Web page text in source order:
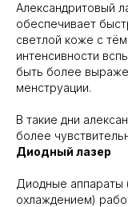
Александритовый
обеспечивает
светлой коже с
интенсивности
быть более
менструации.
В такие дни
более
Диодный лазер
Диодные аппараты
охлаждением)